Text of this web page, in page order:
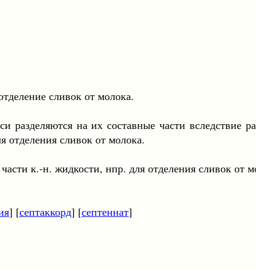
сливок от молока.
на их составные части вследствие
сливок от молока.
н. жидкости, нпр. для отделения сливок от
] [септаккорд] [септеннат]